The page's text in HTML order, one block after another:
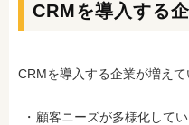
CRMを導入する
CRMを導入する企業が増えて
顧客ニーズが多様化してい